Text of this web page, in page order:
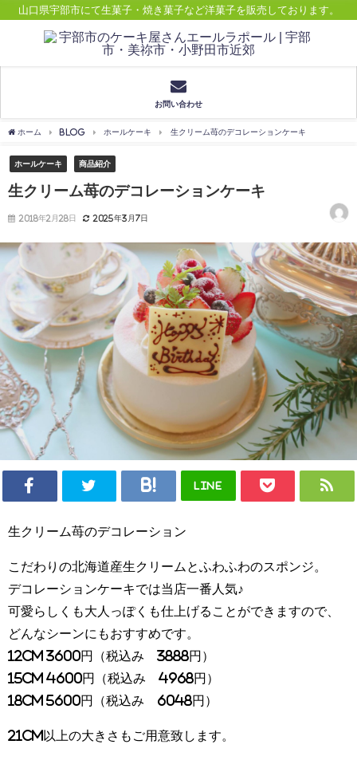
山口県宇部市にて生菓子・焼き菓子など洋菓子を販売しております。
お問い合わせ
ホーム BLOG ホールケーキ 生クリーム苺のデコレーションケーキ
ホールケーキ 商品紹介
生クリーム苺のデコレーションケーキ
2018年2月28日 2025年3月7日
LINE
生クリーム苺のデコレーション
こだわりの北海道産生クリームとふわふわのスポンジ。
デコレーションケーキでは当店一番人気♪
可愛らしくも大人っぽくも仕上げることができますので、
どんなシーンにもおすすめです。
12cm 3600円（税込み 3888円）
15cm 4600円（税込み 4968円）
18cm 5600円（税込み 6048円）
21cm以上の大きさもご用意致します。